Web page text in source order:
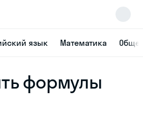
язык Математика
формулы